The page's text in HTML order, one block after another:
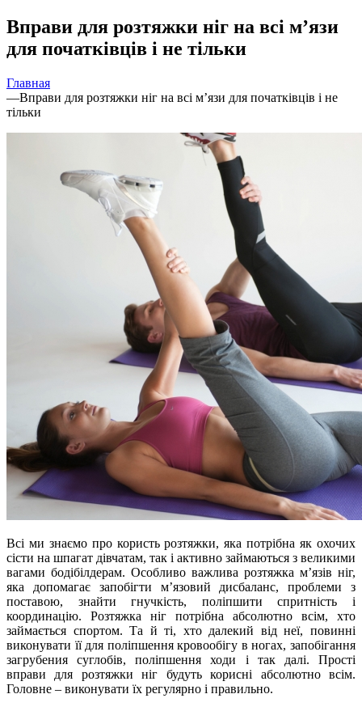
Вправи для розтяжки ніг на всі м’язи
для початківців і не тільки
Главная
—Вправи для розтяжки ніг на всі м’язи для початківців і не
тільки
Всі ми знаємо про користь розтяжки, яка потрібна як охочих
сісти на шпагат дівчатам, так і активно займаються з великими
вагами бодібілдерам. Особливо важлива розтяжка м’язів ніг,
яка допомагає запобігти м’язовий дисбаланс, проблеми з
поставою, знайти гнучкість, поліпшити спритність і
координацію. Розтяжка ніг потрібна абсолютно всім, хто
займається спортом. Та й ті, хто далекий від неї, повинні
виконувати її для поліпшення кровообігу в ногах, запобігання
загрубения суглобів, поліпшення ходи і так далі. Прості
вправи для розтяжки ніг будуть корисні абсолютно всім.
Головне – виконувати їх регулярно і правильно.